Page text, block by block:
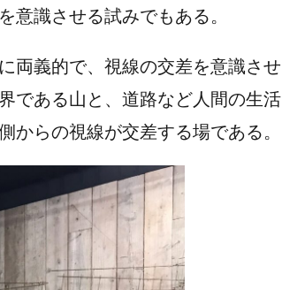
意識させる試みでもある。
両義的で、視線の交差を意識させ
である山と、道路など人間の生活
からの視線が交差する場である。